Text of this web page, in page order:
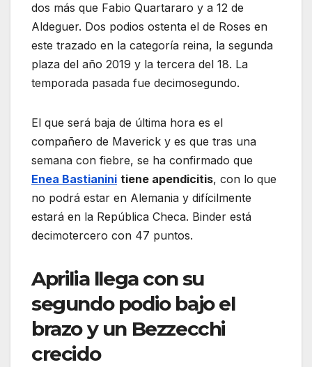
dos más que Fabio Quartararo y a 12 de
Aldeguer. Dos podios ostenta el de Roses en
este trazado en la categoría reina, la segunda
plaza del año 2019 y la tercera del 18. La
temporada pasada fue decimosegundo.
El que será baja de última hora es el
compañero de Maverick y es que tras una
semana con fiebre, se ha confirmado que
Enea Bastianini tiene apendicitis, con lo que
no podrá estar en Alemania y difícilmente
estará en la República Checa. Binder está
decimotercero con 47 puntos.
Aprilia llega con su
segundo podio bajo el
brazo y un Bezzecchi
crecido